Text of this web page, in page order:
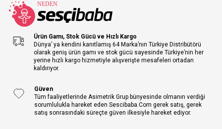
Ürün Gamı, Stok Gücü ve Hızlı Kargo
Dünya’ ya kendini kanıtlamış 64 Marka’nın Türkiye Distribütörü
olarak geniş ürün gamı ve stok gücü sayesinde Türkiye’nin her
yerine hızlı kargo hizmetiyle alışverişte mesafeleri ortadan
kaldırıyor.
Güven
Tüm faaliyetlerinde Asimetrik Grup bünyesinde olmanın verdiği
sorumlulukla hareket eden Sescibaba.Com gerek satış, gerek
satış sonrasındaki süreçte güven ilkesiyle hareket ediyor.